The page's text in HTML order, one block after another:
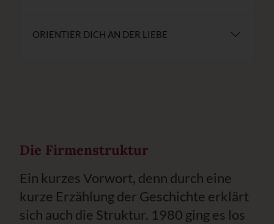
ORIENTIER DICH AN DER LIEBE
Die Firmenstruktur
Ein kurzes Vorwort, denn durch eine
kurze Erzählung der Geschichte erklärt
sich auch die Struktur. 1980 ging es los